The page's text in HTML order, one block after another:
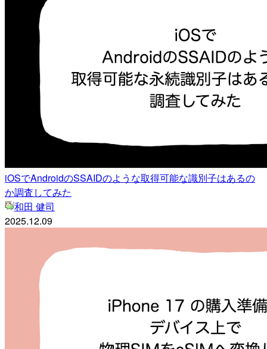
iOSでAndroidのSSAIDのような取得可能な識別子はあるの
か調査してみた
和田 健司
2025.12.09